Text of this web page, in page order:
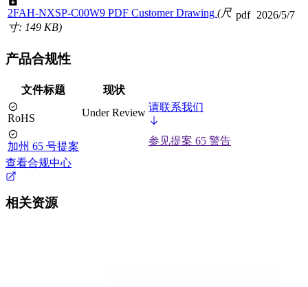
2FAH-NXSP-C00W9 PDF Customer Drawing (尺
寸: 149 KB)
pdf 2026/5/7
产品合规性
文件标题 现状
RoHS Under Review 请联系我们
加州 65 号提案
参见提案 65 警告
查看合规中心
相关资源